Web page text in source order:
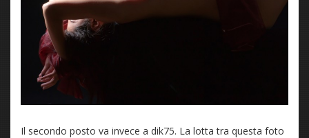
Il secondo posto va invece a dik75. La lotta tra questa foto